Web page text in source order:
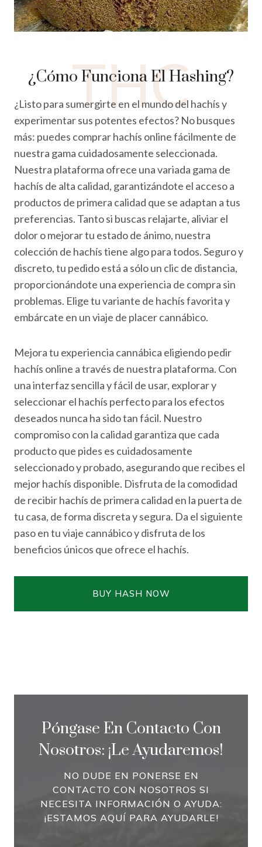
THC
¿Cómo Funciona El Hashing?
¿Listo para sumergirte en el mundo del hachís y
experimentar sus potentes efectos? No busques
más: puedes comprar hachís online fácilmente de
nuestra gama cuidadosamente seleccionada.
Nuestra plataforma ofrece una variada gama de
hachís de alta calidad, garantizándote el acceso a
productos de primera calidad que se adaptan a tus
preferencias. Tanto si buscas relajarte, aliviar el
dolor o mejorar tu estado de ánimo, nuestra
colección de hachís tiene algo para todos. Seguro y
discreto, tu pedido está a sólo un clic de distancia,
proporcionándote una experiencia de compra sin
problemas. Elige tu variante de hachís favorita y
embárcate en un viaje de placer cannábico.
Mejora tu experiencia cannábica eligiendo pedir
hachís online a través de nuestra plataforma. Con
una interfaz sencilla y fácil de usar, explorar y
seleccionar el hachís perfecto para los efectos
deseados nunca ha sido tan fácil. Nuestro
compromiso con la calidad garantiza que cada
producto que pides es cuidadosamente
seleccionado y probado, asegurando que recibes el
mejor hachís disponible. Disfruta de la comodidad
de recibir hachís de primera calidad en la puerta de
tu casa, de forma discreta y segura. Da el siguiente
paso en tu viaje cannábico y disfruta de los
beneficios únicos que ofrece el hachís.
BUY HASH NOW
Póngase En Contacto Con
Nosotros: ¡le Ayudaremos!
NO DUDE EN PONERSE EN
CONTACTO CON NOSOTROS SI
NECESITA INFORMACIÓN O AYUDA:
¡ESTAMOS AQUÍ PARA AYUDARLE!